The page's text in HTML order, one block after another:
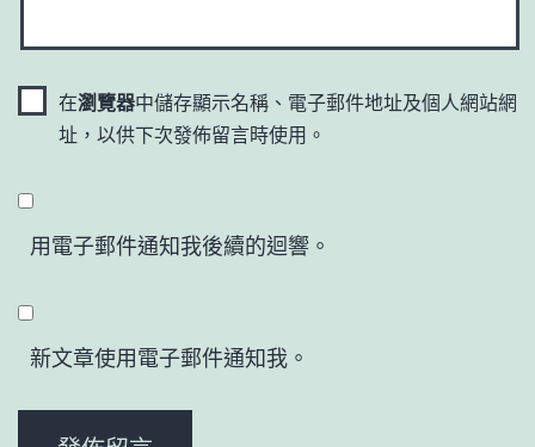
在瀏覽器中儲存顯示名稱、電子郵件地址及個人網站網
址，以供下次發佈留言時使用。
用電子郵件通知我後續的迴響。
新文章使用電子郵件通知我。